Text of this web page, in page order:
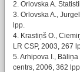
2. Orlovska A.
3. Orlovska A.,
lpp.
4. Krastiņš O.,
LR CSP, 2003, 267
5. Arhipova I.,
centrs, 2006, 362